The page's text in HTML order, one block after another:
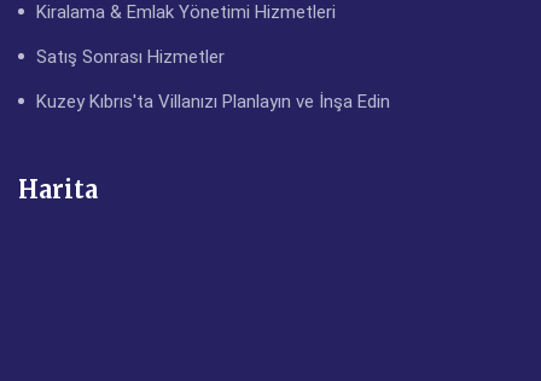
Kiralama & Emlak Yönetimi Hizmetleri
Satış Sonrası Hizmetler
Kuzey Kıbrıs'ta Villanızı Planlayın ve İnşa Edin
Harita